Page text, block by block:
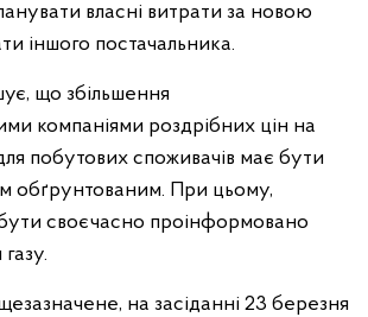
власні витрати за новою
іншого постачальника.
що збільшення
компаніями роздрібних цін на
побутових споживачів має бути
обґрунтованим. При цьому,
своєчасно проінформовано
на засіданні 23 березня